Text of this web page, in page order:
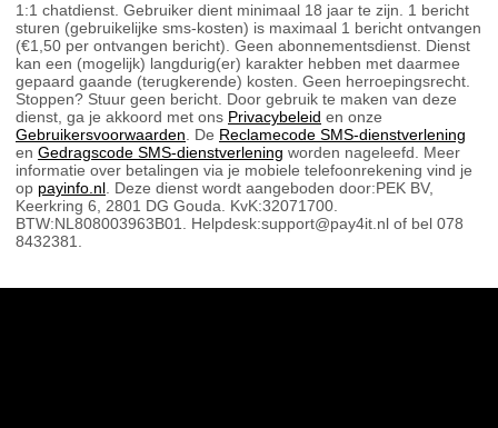
1:1 chatdienst. Gebruiker dient minimaal 18 jaar te zijn. 1 bericht
sturen (gebruikelijke sms-kosten) is maximaal 1 bericht ontvangen
(€1,50 per ontvangen bericht). Geen abonnementsdienst. Dienst
kan een (mogelijk) langdurig(er) karakter hebben met daarmee
gepaard gaande (terugkerende) kosten. Geen herroepingsrecht.
Stoppen? Stuur geen bericht. Door gebruik te maken van deze
dienst, ga je akkoord met ons Privacybeleid en onze
Gebruikersvoorwaarden . De Reclamecode SMS-dienstverlening
en Gedragscode SMS-dienstverlening worden nageleefd. Meer
informatie over betalingen via je mobiele telefoonrekening vind je
op payinfo.nl . Deze dienst wordt aangeboden door:PEK BV,
Keerkring 6, 2801 DG Gouda. KvK:32071700.
BTW:NL808003963B01. Helpdesk:support@pay4it.nl of bel 078
8432381.